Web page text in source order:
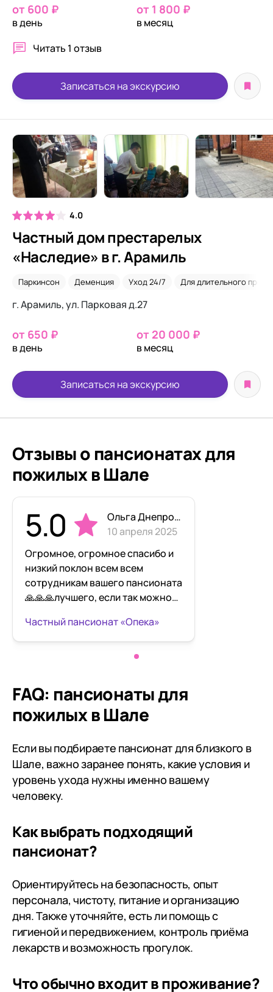
от 600 ₽
в день
от 1 800 ₽
в месяц
Читать 1 отзыв
Записаться на экскурсию
4.0
Частный дом престарелых
«Наследие» в г. Арамиль
Паркинсон Деменция Уход 24/7 Для длительного
г. Арамиль, ул. Парковая д.27
от 650 ₽
в день
от 20 000 ₽
в месяц
Записаться на экскурсию
Отзывы о пансионатах для
пожилых в Шале
5.0
Ольга Днепровская
10 апреля 2025
Огромное, огромное спасибо и
низкий поклон всем всем
сотрудникам вашего пансионата
🙏🙏🙏лучшего, если так можно
варианта ухода в иной мир,
просто нельзя было придумать🙏
🙏🙏мы очень благодарны Вам,
условиях, с таким отношением к
себе и последние дни своей
жизни видел постоянную заботу
всем вам за его дни в Опеке🙏🙏
🙏всего самого лучшего вам и
вашим семьям, будьте здоровы и
терпения, мужества,
спокойствия вам в таком
всех нас деле- уходе за нашими
родными и близкими🙏🙏🙏 Всем,
чьи родные и близкие, оказались,
ситуации невозможности
проживания одни или даже
совместное проживание
невозможно, РЕКОМЕНДУЮ
Дегтярский пансионат. Был опыт
сюда могу рекомендовать. Это
Частный пансионат «Опека»
FAQ: пансионаты для
пожилых в Шале
Если вы подбираете пансионат для близкого в
Шале, важно заранее понять, какие условия и
уровень ухода нужны именно вашему
человеку.
Как выбрать подходящий
пансионат?
Ориентируйтесь на безопасность, опыт
персонала, чистоту, питание и организацию
дня. Также уточняйте, есть ли помощь с
гигиеной и передвижением, контроль приёма
лекарств и возможность прогулок.
Что обычно входит в проживание?